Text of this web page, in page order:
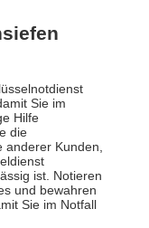
Sie im
Hilfe
die
anderer Kunden,
ist. Notieren
und bewahren
Sie im Notfall